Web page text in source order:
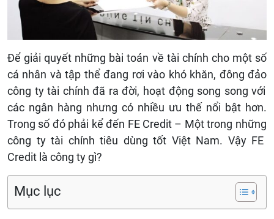
Để giải quyết những bài toán về tài chính cho một số
cá nhân và tập thể đang rơi vào khó khăn, đông đảo
công ty tài chính đã ra đời, hoạt động song song với
các ngân hàng nhưng có nhiều ưu thế nổi bật hơn.
Trong số đó phải kể đến FE Credit – Một trong những
công ty tài chính tiêu dùng tốt Việt Nam. Vậy FE
Credit là công ty gì?
Mục lục